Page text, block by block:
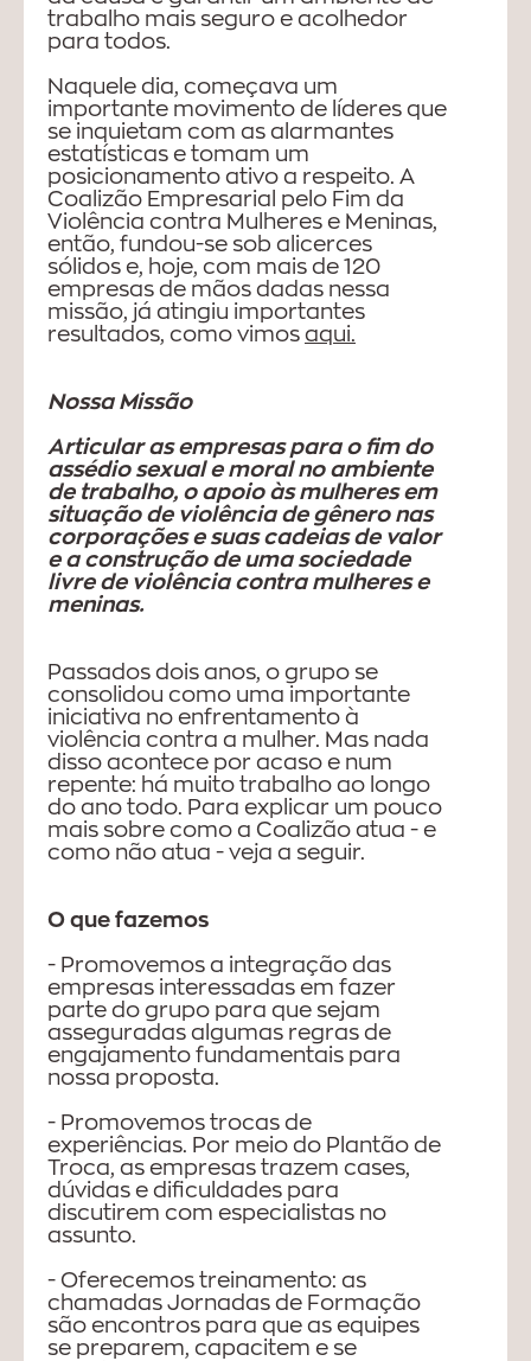
trabalho mais seguro e acolhedor
para todos.
Naquele dia, começava um
importante movimento de líderes que
se inquietam com as alarmantes
estatísticas e tomam um
posicionamento ativo a respeito. A
Coalizão Empresarial pelo Fim da
Violência contra Mulheres e Meninas,
então, fundou-se sob alicerces
sólidos e, hoje, com mais de 120
empresas de mãos dadas nessa
missão, já atingiu importantes
resultados, como vimos aqui.
Nossa Missão
Articular as empresas para o fim do
assédio sexual e moral no ambiente
de trabalho, o apoio às mulheres em
situação de violência de gênero nas
corporações e suas cadeias de valor
e a construção de uma sociedade
livre de violência contra mulheres e
meninas.
Passados dois anos, o grupo se
consolidou como uma importante
iniciativa no enfrentamento à
violência contra a mulher. Mas nada
disso acontece por acaso e num
repente: há muito trabalho ao longo
do ano todo. Para explicar um pouco
mais sobre como a Coalizão atua - e
como não atua - veja a seguir.
O que fazemos
- Promovemos a integração das
empresas interessadas em fazer
parte do grupo para que sejam
asseguradas algumas regras de
engajamento fundamentais para
nossa proposta.
- Promovemos trocas de
experiências. Por meio do Plantão de
Troca, as empresas trazem cases,
dúvidas e dificuldades para
discutirem com especialistas no
assunto.
- Oferecemos treinamento: as
chamadas Jornadas de Formação
são encontros para que as equipes
se preparem, capacitem e se